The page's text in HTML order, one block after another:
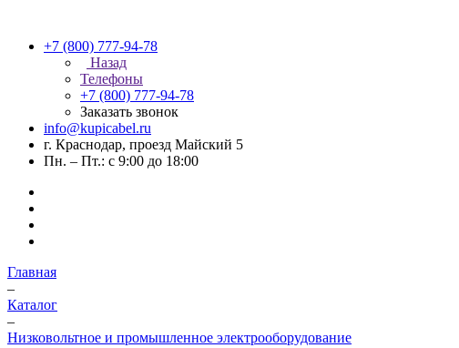
+7 (800) 777-94-78
Назад
Телефоны
+7 (800) 777-94-78
Заказать звонок
info@kupicabel.ru
г. Краснодар, проезд Майский 5
Пн. – Пт.: с 9:00 до 18:00
Главная
–
Каталог
–
Низковольтное и промышленное электрооборудование